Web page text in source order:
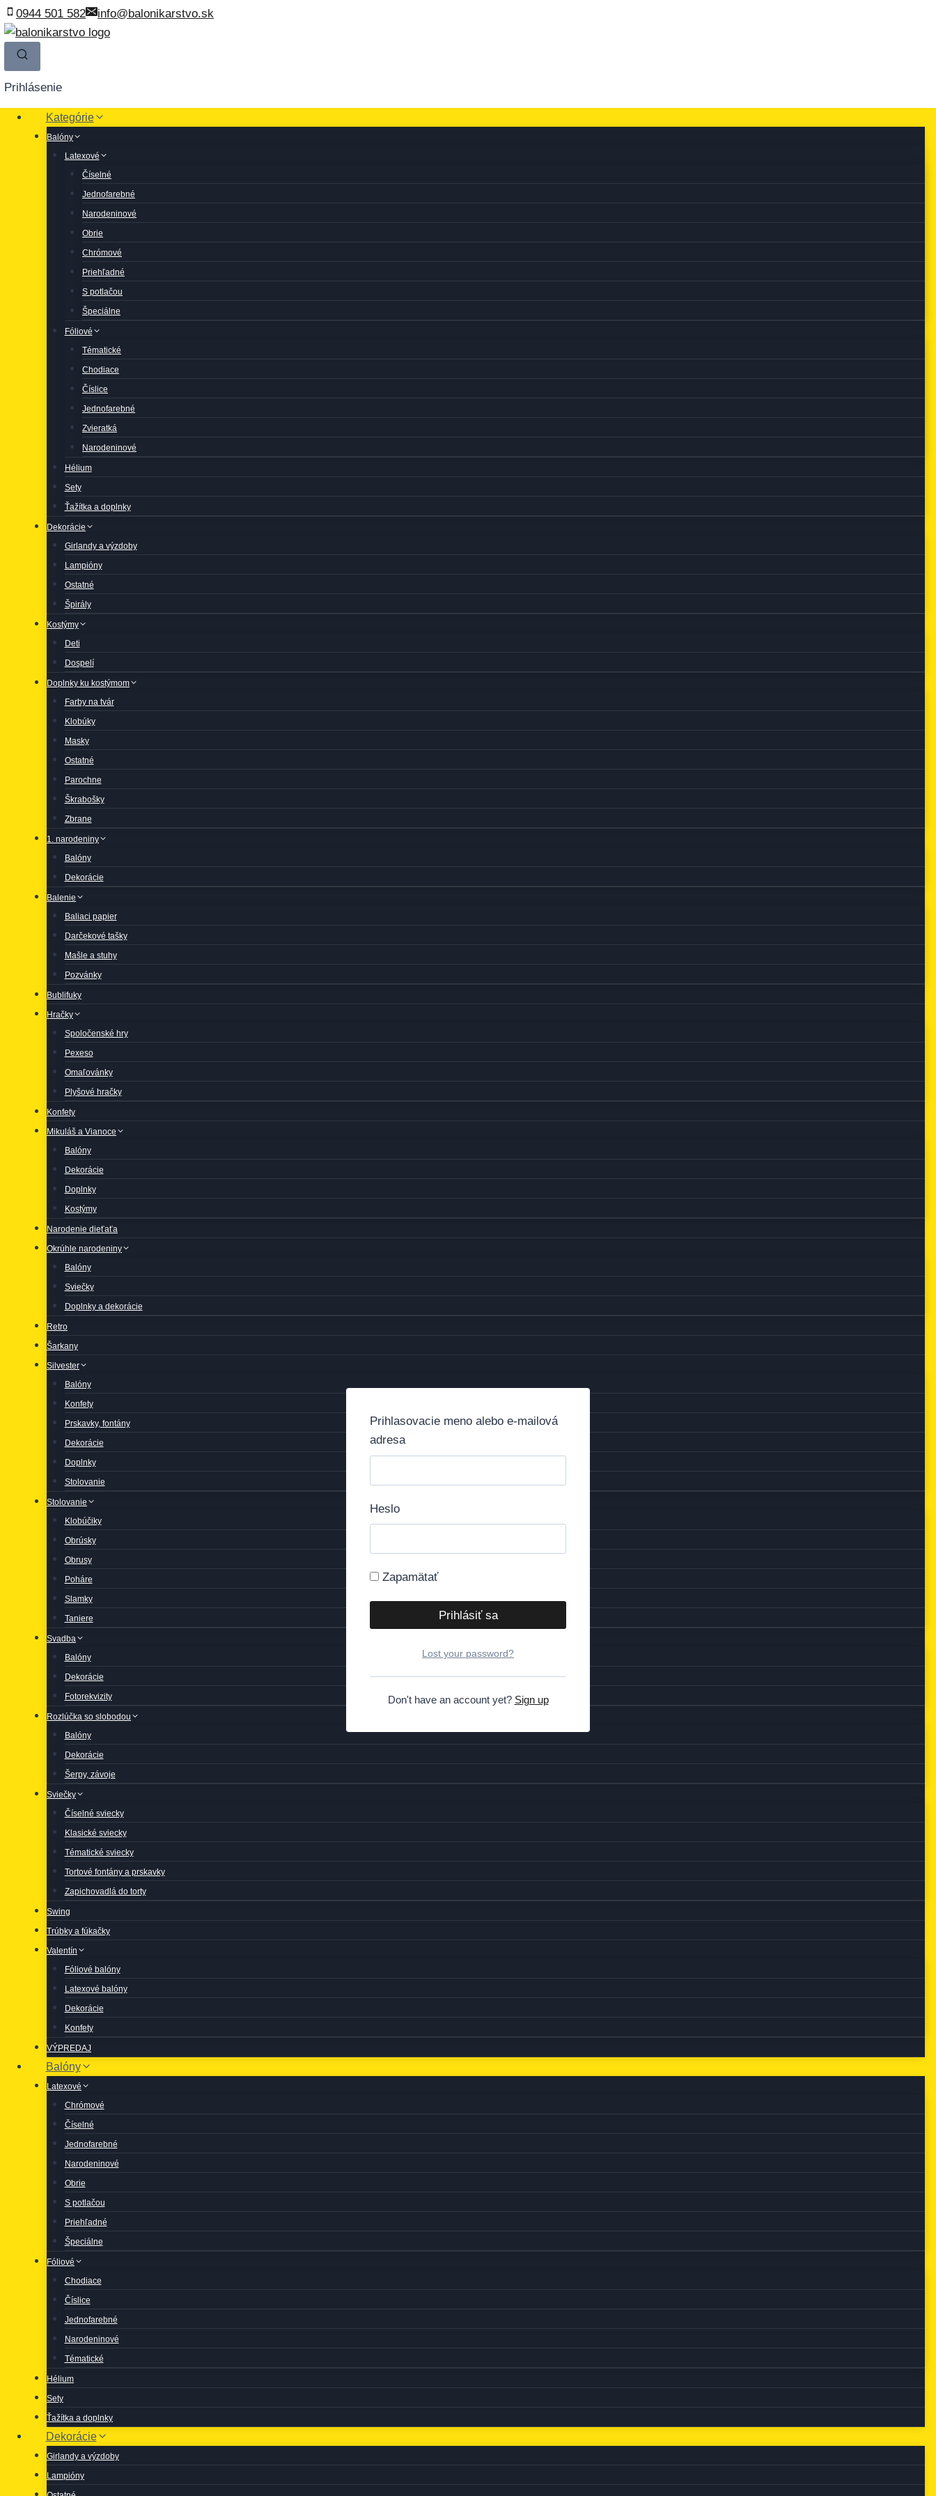
Skip
to
content
0944 501 582 info@balonikarstvo.sk
Prihlásenie
Kategórie
Balóny
Latexové
Číselné
Jednofarebné
Narodeninové
Obrie
Chrómové
Priehľadné
S potlačou
Špeciálne
Fóliové
Tématické
Chodiace
Číslice
Jednofarebné
Zvieratká
Narodeninové
Hélium
Sety
Ťažítka a doplnky
Dekorácie
Girlandy a výzdoby
Lampióny
Ostatné
Špirály
Kostýmy
Deti
Dospelí
Doplnky ku kostýmom
Farby na tvár
Klobúky
Masky
Ostatné
Parochne
Škrabošky
Zbrane
1. narodeniny
Balóny
Dekorácie
Balenie
Baliaci papier
Darčekové tašky
Mašle a stuhy
Pozvánky
Bublifuky
Hračky
Spoločenské hry
Pexeso
Omaľovánky
Plyšové hračky
Konfety
Mikuláš a Vianoce
Balóny
Dekorácie
Doplnky
Kostýmy
Narodenie dieťaťa
Okrúhle narodeniny
Balóny
Sviečky
Doplnky a dekorácie
Retro
Šarkany
Silvester
Balóny
Konfety
Prskavky, fontány
Dekorácie
Doplnky
Stolovanie
Stolovanie
Klobúčiky
Obrúsky
Obrusy
Poháre
Slamky
Taniere
Svadba
Balóny
Dekorácie
Fotorekvizity
Rozlúčka so slobodou
Balóny
Dekorácie
Šerpy, závoje
Sviečky
Číselné sviecky
Klasické sviecky
Tématické sviecky
Tortové fontány a prskavky
Zapichovadlá do torty
Swing
Trúbky a fúkačky
Valentín
Fóliové balóny
Latexové balóny
Dekorácie
Konfety
VÝPREDAJ
Balóny
Latexové
Chrómové
Číselné
Jednofarebné
Narodeninové
Obrie
S potlačou
Priehľadné
Špeciálne
Fóliové
Chodiace
Číslice
Jednofarebné
Narodeninové
Tématické
Hélium
Sety
Ťažítka a doplnky
Dekorácie
Girlandy a výzdoby
Lampióny
Prihlasovacie meno alebo e-mailová
adresa
Heslo
Zapamätať
Lost your password?
Don't have an account yet? Sign up